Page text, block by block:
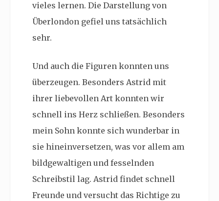
vieles lernen. Die Darstellung von
Überlondon gefiel uns tatsächlich
sehr.
Und auch die Figuren konnten uns
überzeugen. Besonders Astrid mit
ihrer liebevollen Art konnten wir
schnell ins Herz schließen. Besonders
mein Sohn konnte sich wunderbar in
sie hineinversetzen, was vor allem am
bildgewaltigen und fesselnden
Schreibstil lag. Astrid findet schnell
Freunde und versucht das Richtige zu